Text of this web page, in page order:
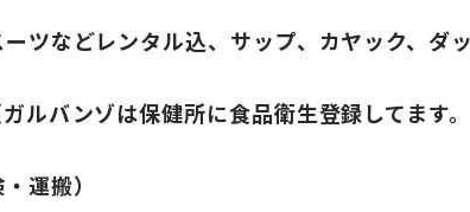
などレンタル込、サップ、カヤック、ダ
ルバンゾは保健所に食品衛生登録してます
運搬）